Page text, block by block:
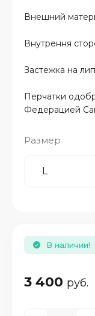
Внешний
Внутрення
Застежка на
Перчатки
Федерацией
Размер
В наличии!
3 400 руб.